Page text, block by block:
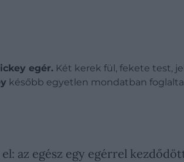
egér. Két kerek fül, fekete test,
később egyetlen mondatban
az egész egy egérrel